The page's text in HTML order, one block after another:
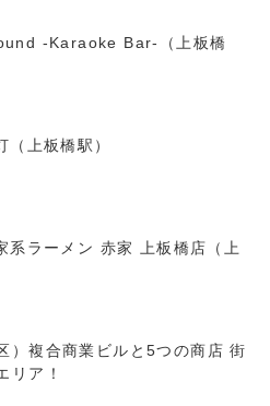
-Karaoke Bar-（上板橋
上板橋駅）
ラーメン 赤家 上板橋店（上
）複合商業ビルと5つの商店 街
リア！